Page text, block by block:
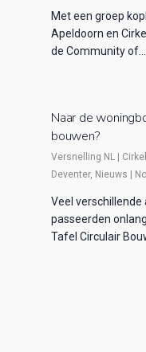
Met een groep
Apeldoorn en
de Community of…
Naar de
bouwen?
Versnelling NL |
Deventer, Nieuws |
Veel
passeerden
Tafel Circulair